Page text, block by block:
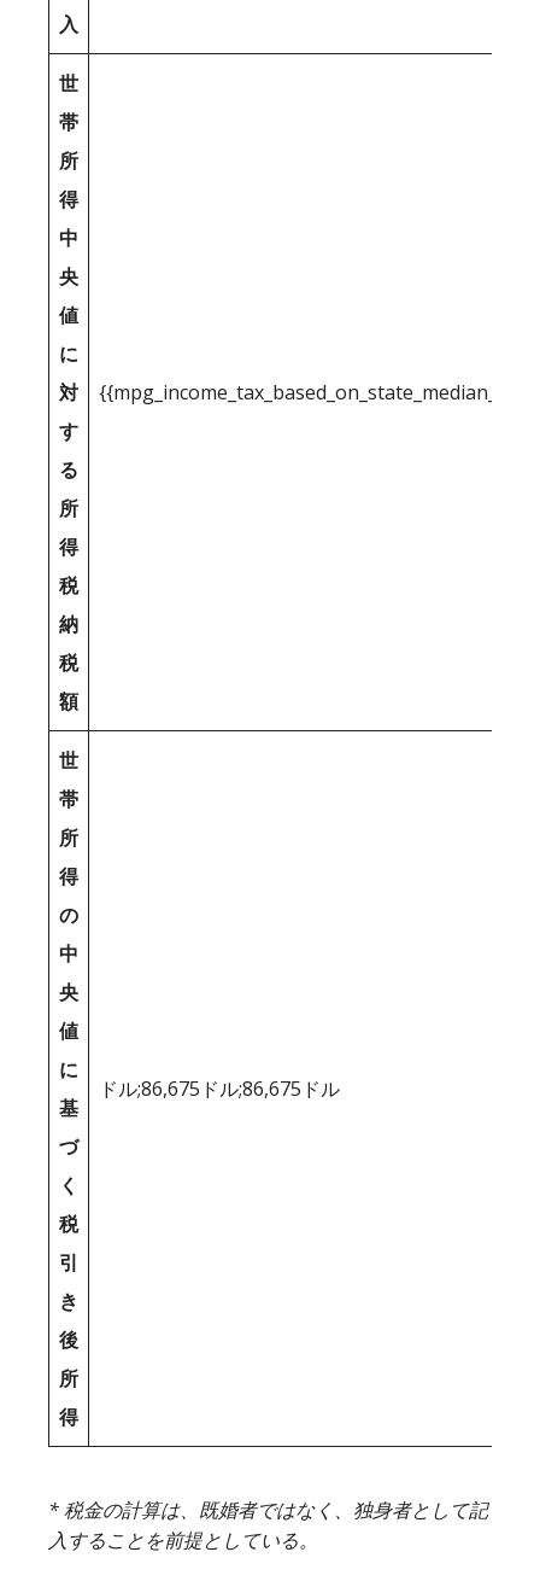
入
世
帯
所
得
中
央
値
に
対
す
る
所
得
税
納
税
額
世
帯
所
得
の
中
央
値
に
基
づ
く
税
引
き
後
所
得
ドル;86,675ドル;86,675ドル
* 税金の計算は、既婚者ではなく、独身者として記
入することを前提としている。